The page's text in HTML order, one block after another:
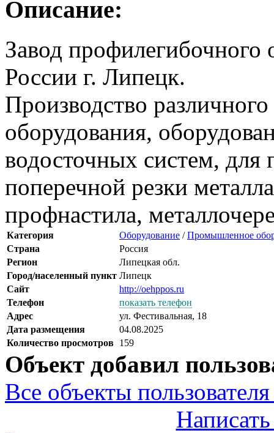
Описание:
Завод
России г. Липецк.
Производство
оборудования,
водосточных систем,
поперечной резки
профнастила,
Категория Оборудование /Промышленное
Страна
Россия
Регион
Липецкая обл.
Город/населенный пункт Липецк
Сайт
http://oehppos.ru
Телефон
показать телефон
Адрес
ул. Фестивальная, 18
Дата размещения
04.08.2025
Количество просмотров 159
Объект добавил
Все объекты